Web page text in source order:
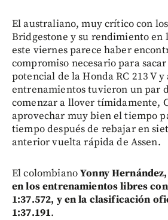
El australiano, muy crítico con
Bridgestone y su rendimiento en
este viernes parece haber
compromiso necesario para
potencial de la Honda RC 213 V y
entrenamientos tuvieron un par
comenzar a llover tímidamente,
aprovechar muy bien el tiempo
tiempo después de rebajar en
anterior vuelta rápida de Assen.
El colombianoYonny
en los entrenamientos libres
1:37.572, y en la clasificación
1:37.191.